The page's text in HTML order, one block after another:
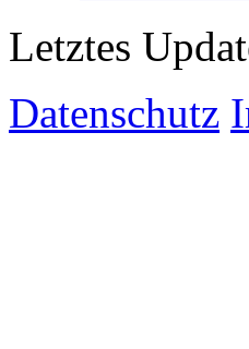
Letztes
Datenschutz